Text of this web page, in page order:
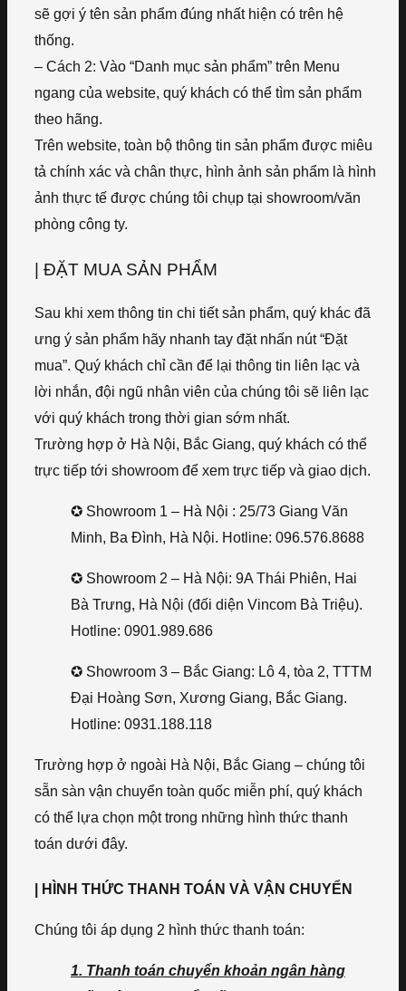
sẽ gợi ý tên sản phẩm đúng nhất hiện có trên hệ
thống.
– Cách 2: Vào “Danh mục sản phẩm” trên Menu
ngang của website, quý khách có thể tìm sản phẩm
theo hãng.
Trên website, toàn bộ thông tin sản phẩm được miêu
tả chính xác và chân thực, hình ảnh sản phẩm là hình
ảnh thực tế được chúng tôi chụp tại showroom/văn
phòng công ty.
| ĐẶT MUA SẢN PHẨM
Sau khi xem thông tin chi tiết sản phẩm, quý khác đã
ưng ý sản phẩm hãy nhanh tay đặt nhấn nút “Đặt
mua”. Quý khách chỉ cần để lại thông tin liên lạc và
lời nhắn, đội ngũ nhân viên của chúng tôi sẽ liên lạc
với quý khách trong thời gian sớm nhất.
Trường hợp ở Hà Nội, Bắc Giang, quý khách có thể
trực tiếp tới showroom để xem trực tiếp và giao dịch.
✪ Showroom 1 – Hà Nội : 25/73 Giang Văn
Minh, Ba Đình, Hà Nội. Hotline: 096.576.8688
✪ Showroom 2 – Hà Nội: 9A Thái Phiên, Hai
Bà Trưng, Hà Nội (đối diện Vincom Bà Triệu).
Hotline: 0901.989.686
✪ Showroom 3 – Bắc Giang: Lô 4, tòa 2, TTTM
Đại Hoàng Sơn, Xương Giang, Bắc Giang.
Hotline: 0931.188.118
Trường hợp ở ngoài Hà Nội, Bắc Giang – chúng tôi
sẵn sàn vận chuyển toàn quốc miễn phí, quý khách
có thể lựa chọn một trong những hình thức thanh
toán dưới đây.
| HÌNH THỨC THANH TOÁN VÀ VẬN CHUYỂN
Chúng tôi áp dụng 2 hình thức thanh toán:
1. Thanh toán chuyển khoản ngân hàng